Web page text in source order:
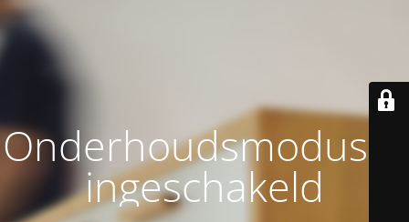
Onderhoudsmodus is
ingeschakeld